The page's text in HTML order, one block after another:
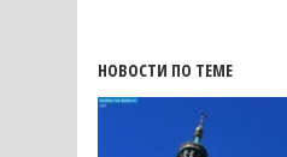
НОВОСТИ ПО ТЕМЕ